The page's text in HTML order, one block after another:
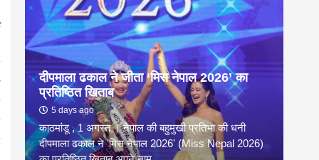
दीपमाला ढकाल ने जीता ‘मिस नेपाल 2026’ का
प्रतिष्ठित खिताब
5 days ago
काठमांडू , 1 अगस्त । नेपाल की बहुमुखी प्रतिभा की धनी
दीपमाला ढकाल ने 'मिस नेपाल 2026' (Miss Nepal 2026)